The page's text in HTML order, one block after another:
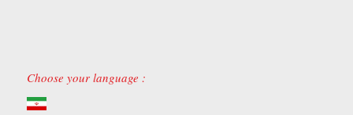
Choose your language :